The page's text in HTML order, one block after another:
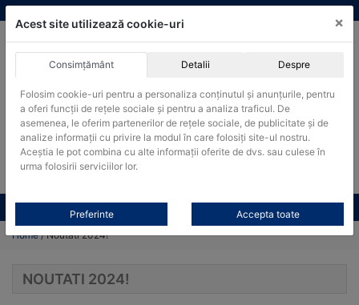
Skip
to
ACHIZITII PUBLICE
Produsele pot fi achizitionate si in sistemul SEAP / SICAP
Products
search
CAUTARE
Toate produsele
Home/ Noutati 2024!
NOUTATI 2024!
Acest site utilizează cookie-uri ×
Consimțământ Detalii Despre
Folosim cookie-uri pentru a personaliza conținutul și anunțurile, pentru
a oferi funcții de rețele sociale și pentru a analiza traficul. De
asemenea, le oferim partenerilor de rețele sociale, de publicitate și de
analize informații cu privire la modul în care folosiți site-ul nostru.
Aceștia le pot combina cu alte informații oferite de dvs. sau culese în
urma folosirii serviciilor lor.
Preferinte Accepta toate